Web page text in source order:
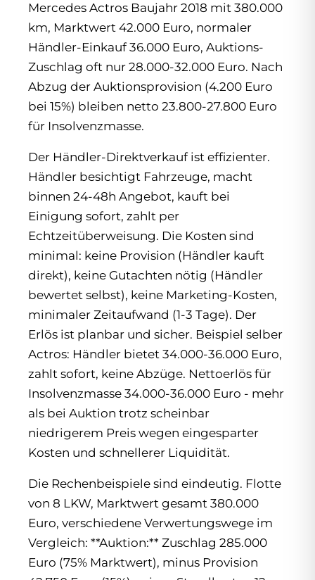
Mercedes Actros Baujahr 2018 mit 380.000
km, Marktwert 42.000 Euro, normaler
Händler-Einkauf 36.000 Euro, Auktions-
Zuschlag oft nur 28.000-32.000 Euro. Nach
Abzug der Auktionsprovision (4.200 Euro
bei 15%) bleiben netto 23.800-27.800 Euro
für Insolvenzmasse.
Der Händler-Direktverkauf ist effizienter.
Händler besichtigt Fahrzeuge, macht
binnen 24-48h Angebot, kauft bei
Einigung sofort, zahlt per
Echtzeitüberweisung. Die Kosten sind
minimal: keine Provision (Händler kauft
direkt), keine Gutachten nötig (Händler
bewertet selbst), keine Marketing-Kosten,
minimaler Zeitaufwand (1-3 Tage). Der
Erlös ist planbar und sicher. Beispiel selber
Actros: Händler bietet 34.000-36.000 Euro,
zahlt sofort, keine Abzüge. Nettoerlös für
Insolvenzmasse 34.000-36.000 Euro - mehr
als bei Auktion trotz scheinbar
niedrigerem Preis wegen eingesparter
Kosten und schnellerer Liquidität.
Die Rechenbeispiele sind eindeutig. Flotte
von 8 LKW, Marktwert gesamt 380.000
Euro, verschiedene Verwertungswege im
Vergleich: **Auktion:** Zuschlag 285.000
Euro (75% Marktwert), minus Provision